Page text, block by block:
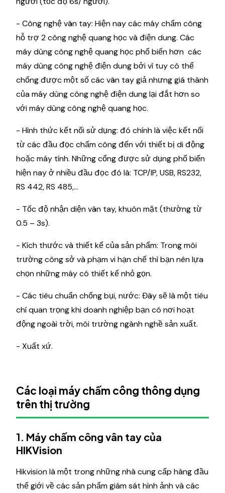
- Công nghệ vân tay: Hiện nay các máy chấm công
hỗ trợ 2 công nghệ quang học và điện dung. Các
máy dùng công nghệ quang học phổ biến hơn các
máy dùng công nghệ điện dung bởi vì tuy có thể
chống được một số các vân tay giả nhưng giá thành
của máy dùng công nghệ điện dung lại đắt hơn so
với máy dùng công nghệ quang học.
- Hình thức kết nối sử dụng: đó chính là việc kết nối
từ các đầu đọc chấm công đến với thiết bị di động
hoặc máy tính. Những cổng được sử dụng phổ biến
hiện nay ở nhiều đầu đọc đó là: TCP/IP, USB, RS232,
RS 442, RS 485,…
- Tốc độ nhận diện vân tay, khuôn mặt (thường từ
0.5 – 3s).
- Kích thước và thiết kế của sản phẩm: Trong môi
trường công sở và phạm vi hạn chế thì bạn nên lựa
chọn những máy có thiết kế nhỏ gọn.
- Các tiêu chuẩn chống bụi, nước: Đây sẽ là một tiêu
chí quan trọng khi doanh nghiệp bạn có nơi hoạt
động ngoài trời, môi trường ngành nghề sản xuất.
- Xuất xứ.
Các loại máy chấm công thông dụng
trên thị trường
1. Máy chấm công vân tay của
HIKVision
Hikvision là một trong những nhà cung cấp hàng đầu
thế giới về các sản phẩm giám sát hình ảnh và các